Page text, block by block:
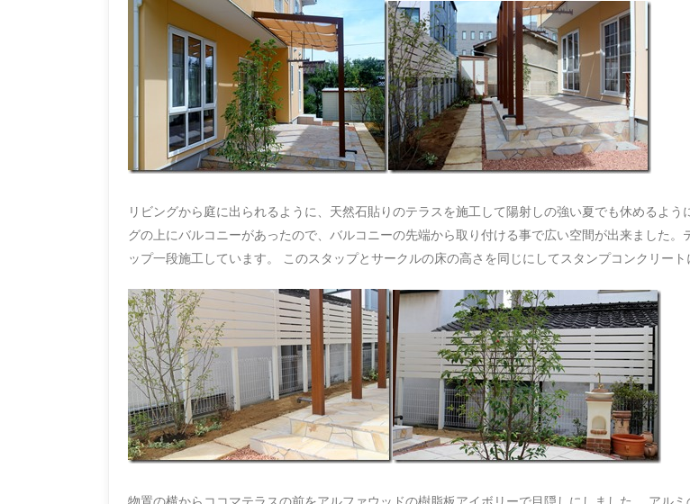
リビングから庭に出られるように、天然石貼りのテラスを施工して陽射しの強い夏でも休めるよ
グの上にバルコニーがあったので、バルコニーの先端から取り付ける事で広い空間が出来ました
ップ一段施工しています。 このスタップとサークルの床の高さを同じにしてスタンプコンクリー